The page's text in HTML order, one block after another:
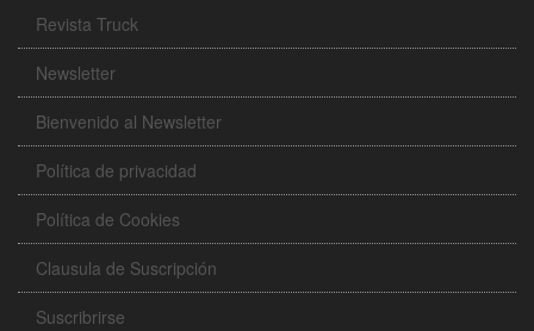
Revista Truck
Newsletter
Bienvenido al Newsletter
Política de privacidad
Política de Cookies
Clausula de Suscripción
Suscribrirse